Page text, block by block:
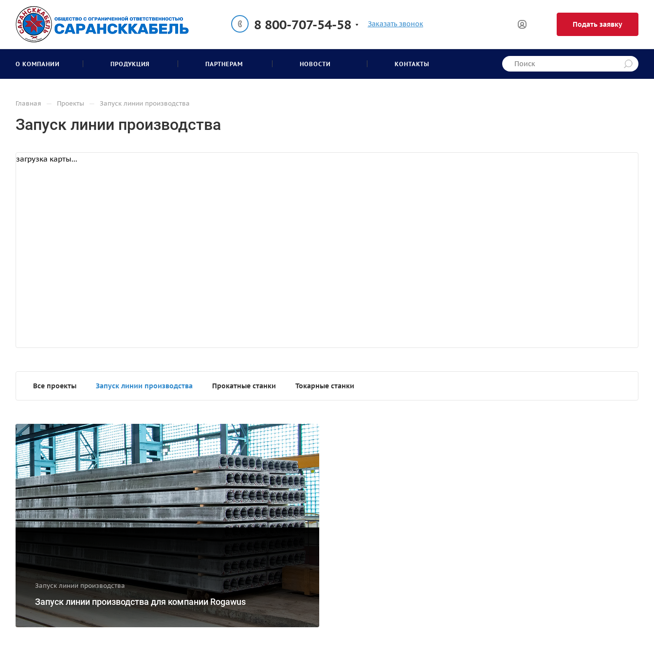
8 800-707-54-58 Заказать звонок Подать заявку
О КОМПАНИИ ПРОДУКЦИЯ ПАРТНЕРАМ НОВОСТИ КОНТАКТЫ
Главная — Проекты — Запуск линии производства
Запуск линии производства
загрузка карты...
Все проекты Запуск линии производства Прокатные станки Токарные станки
Запуск линии производства
Запуск линии производства для компании Rogawus